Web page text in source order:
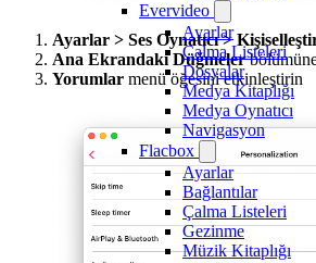
Evervideo
Ayarlar
Çalma Listeleri
Dosyalar
Medya Kitaplığı
Medya Oynatıcı
Navigasyon
Flacbox
Ayarlar
Bağlantılar
Çalma Listeleri
Gezinme
Müzik Kitaplığı
Ayarlar > Ses Oynatıcı >
Ana Ekrandaki Düğmelerbölümüne
Yorumlar menü öğesini etkinleştirin